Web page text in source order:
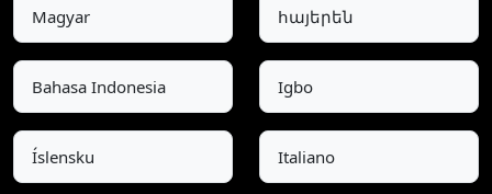
Magyar հայերեն
Bahasa Indonesia Igbo
Íslensku Italiano